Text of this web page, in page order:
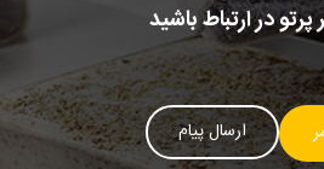
پرتو در ارتباط باشید
ارسال پیام